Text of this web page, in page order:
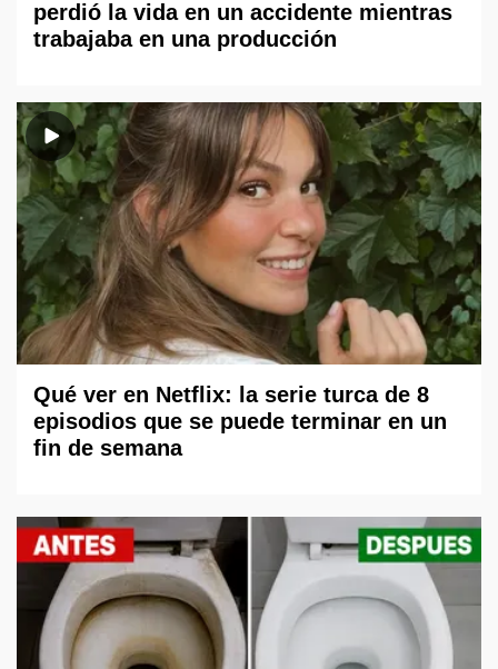
perdió la vida en un accidente mientras
trabajaba en una producción
Qué ver en Netflix: la serie turca de 8
episodios que se puede terminar en un
fin de semana